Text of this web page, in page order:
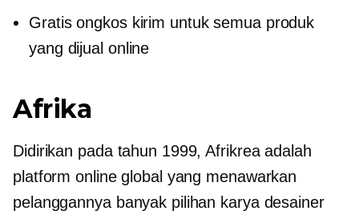
Gratis ongkos kirim untuk semua produk
yang dijual online
Afrika
Didirikan pada tahun 1999, Afrikrea adalah
platform online global yang menawarkan
pelanggannya banyak pilihan karya desainer